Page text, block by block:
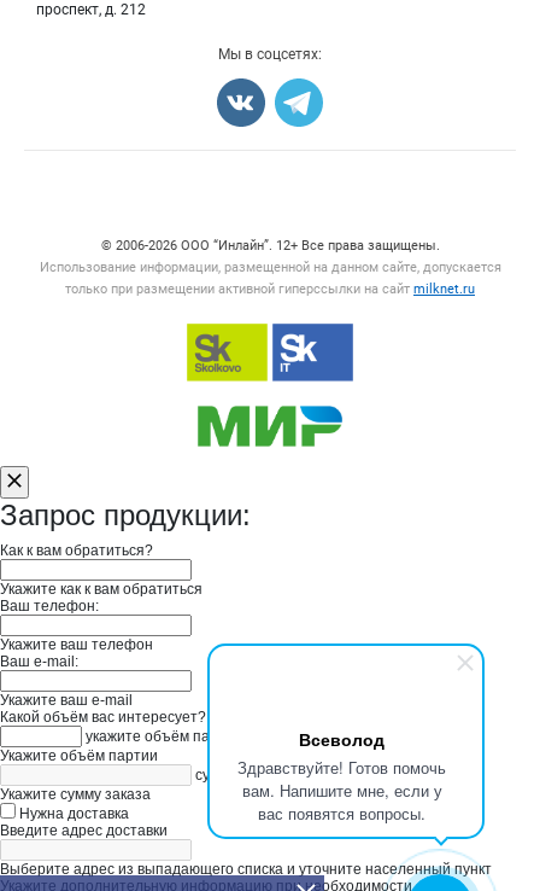
Всеволод
Здравствуйте! Готов помочь
вам. Напишите мне, если у
вас появятся вопросы.
проспект, д. 212
Мы в соцсетях:
© 2006‑2026 ООО “Инлайн”. 12+ Все права защищены.
Использование информации, размещенной на данном сайте, допускается
только при размещении активной гиперссылки на сайт milknet.ru
Запрос продукции:
Как к вам обратиться?
Укажите как к вам обратиться
Ваш телефон:
Укажите ваш телефон
Ваш e-mail:
Укажите ваш e-mail
Какой объём вас интересует?
укажите объём партии
Укажите объём партии
сумма заказа в руб
Укажите сумму заказа
Нужна доставка
Введите адрес доставки
Выберите адрес из выпадающего списка и уточните населенный пункт
Укажите дополнительную информацию при необходимости